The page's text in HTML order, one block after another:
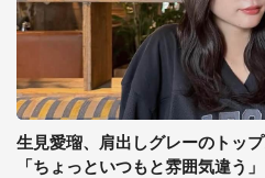
生見愛瑠、肩出しグレーのトッ
「ちょっといつもと雰囲気違う